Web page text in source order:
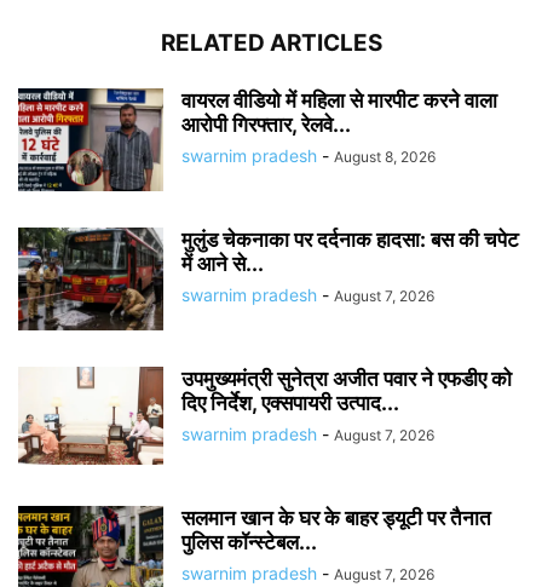
RELATED ARTICLES
वायरल वीडियो में महिला से मारपीट करने वाला
आरोपी गिरफ्तार, रेलवे...
swarnim pradesh - August 8, 2026
मुलुंड चेकनाका पर दर्दनाक हादसा: बस की चपेट
में आने से...
swarnim pradesh - August 7, 2026
उपमुख्यमंत्री सुनेत्रा अजीत पवार ने एफडीए को
दिए निर्देश, एक्सपायरी उत्पाद...
swarnim pradesh - August 7, 2026
सलमान खान के घर के बाहर ड्यूटी पर तैनात
पुलिस कॉन्स्टेबल...
swarnim pradesh - August 7, 2026